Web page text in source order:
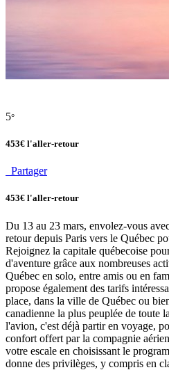
5°
453€ l'aller-retour
Partager
453€ l'aller-retour
Du 13 au 23 mars, envolez-vous
retour depuis Paris vers le Québec
Rejoignez la capitale québecoise
d'aventure grâce aux nombreuses
Québec en solo, entre amis ou en
propose également des tarifs
place, dans la ville de Québec ou
canadienne la plus peuplée de toute
l'avion, c'est déjà partir en voyage,
confort offert par la compagnie
votre escale en choisissant le
donne des privilèges, y compris en